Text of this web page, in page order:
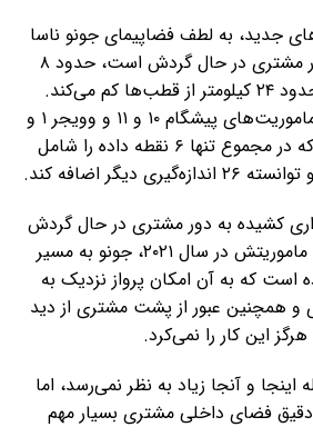
جدید، به لطف فضاپیمای جونو ناسا
که در حال حاضر در مدار مشتری در حال گردش است، حدود ۸
کیلومتر از خط استوا و حدود ۲۴ کیلومتر از قطب‌ها کم می‌کند.
اندازه‌گیری‌های قبلی از ماموریت‌های پیشگام ۱۰ و ۱۱ و وویجر ۱ و
۲ ناسا حاصل شده بود که در مجموع تنها ۶ نقطه داده را شامل
دیگر اضافه کند.
سال ۲۰۱۶ در مداری کشیده به دور مشتری در حال گردش
است، اما از زمان تمدید ماموریتش در سال ۲۰۲۱، جونو به مسیر
است که به آن امکان پرواز نزدیک به
و همچنین عبور از پشت مشتری از دید
این کار را نمی‌کرد.
اینجا و آنجا زیاد به نظر نمی‌رسد، اما
فضای داخلی مشتری بسیار مهم